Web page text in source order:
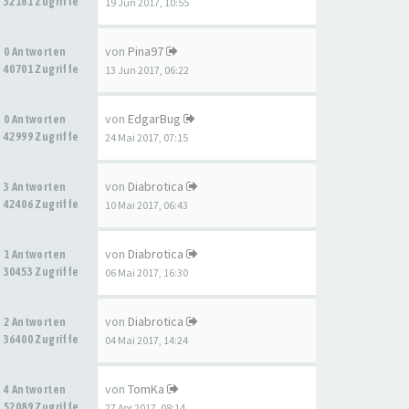
0 Antworten
40701 Zugriffe
von Pina97
13 Jun 2017, 06:22
0 Antworten
42999 Zugriffe
von EdgarBug
24 Mai 2017, 07:15
3 Antworten
42406 Zugriffe
von Diabrotica
10 Mai 2017, 06:43
1 Antworten
30453 Zugriffe
von Diabrotica
06 Mai 2017, 16:30
2 Antworten
36400 Zugriffe
von Diabrotica
04 Mai 2017, 14:24
4 Antworten
von TomKa